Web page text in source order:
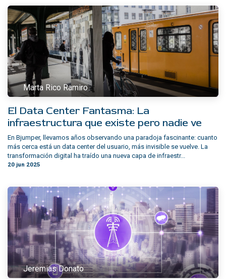
Marta Rico Ramiro
El Data Center Fantasma: La
infraestructura que existe pero nadie ve
En Bjumper, llevamos años observando una paradoja fascinante: cuanto
más cerca está un data center del usuario, más invisible se vuelve. La
transformación digital ha traído una nueva capa de infraestr...
20 jun 2025
Jeremias Donato